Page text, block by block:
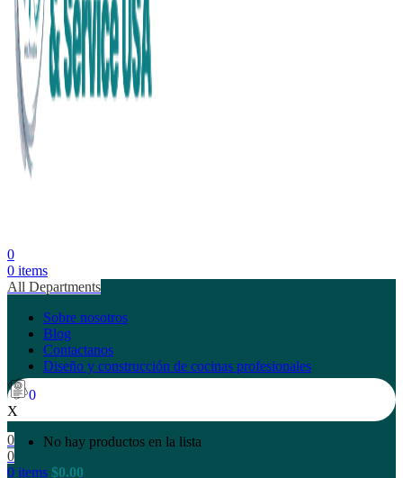
0
0 items
All Departments
Sobre nosotros
Blog
Contactanos
Diseño y construcción de cocinas profesionales
0
X
No hay productos en la lista
0
0
0 items $0.00